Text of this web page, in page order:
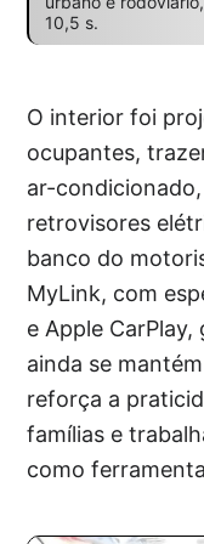
10,5 s.
O interior foi
ocupantes,
ar-
retrovisores
banco do
MyLink, com
e Apple
ainda se
reforça a
famílias e
como